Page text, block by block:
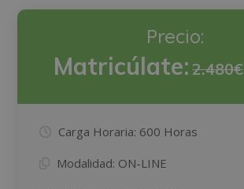
Precio:
Matricúlate:2.480€
Carga Horaria: 600 Horas
Modalidad: ON-LINE